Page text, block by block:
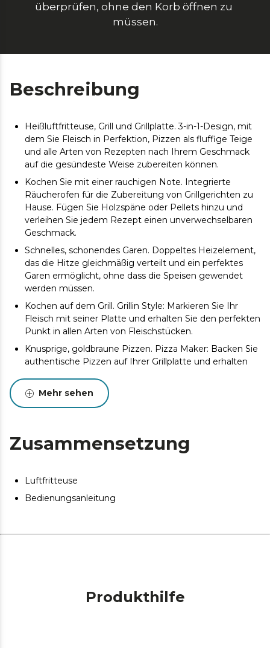
überprüfen, ohne den Korb öffnen zu
müssen.
Beschreibung
Heißluftfritteuse, Grill und Grillplatte. 3-in-1-Design, mit
dem Sie Fleisch in Perfektion, Pizzen als fluffige Teige
und alle Arten von Rezepten nach Ihrem Geschmack
auf die gesündeste Weise zubereiten können.
Kochen Sie mit einer rauchigen Note. Integrierte
Räucherofen für die Zubereitung von Grillgerichten zu
Hause. Fügen Sie Holzspäne oder Pellets hinzu und
verleihen Sie jedem Rezept einen unverwechselbaren
Geschmack.
Schnelles, schonendes Garen. Doppeltes Heizelement,
das die Hitze gleichmäßig verteilt und ein perfektes
Garen ermöglicht, ohne dass die Speisen gewendet
werden müssen.
Kochen auf dem Grill. Grillin Style: Markieren Sie Ihr
Fleisch mit seiner Platte und erhalten Sie den perfekten
Punkt in allen Arten von Fleischstücken.
Knusprige, goldbraune Pizzen. Pizza Maker: Backen Sie
authentische Pizzen auf Ihrer Grillplatte und erhalten
Bereiten Sie tolle Rezepte vor. 6,5 Liter
Fassungsvermögen zum Kochen von individuellen
Leistung: ermöglicht es Ihnen, alle Arten von Rezepten
Wärmeverlust. Ansichtsfenster, um jeden Prozess zu
Kochen auf Knopfdruck. 10 Menüs: Wählen Sie das
Koche nach deinem Geschmack. Die Temperatur ist
Mehr sehen
Zusammensetzung
Luftfritteuse
Bedienungsanleitung
Produkthilfe